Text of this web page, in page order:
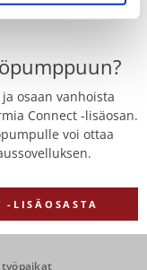
osaan vanhoista
Connect -lisäosan.
voi ottaa
-LISÄOSASTA